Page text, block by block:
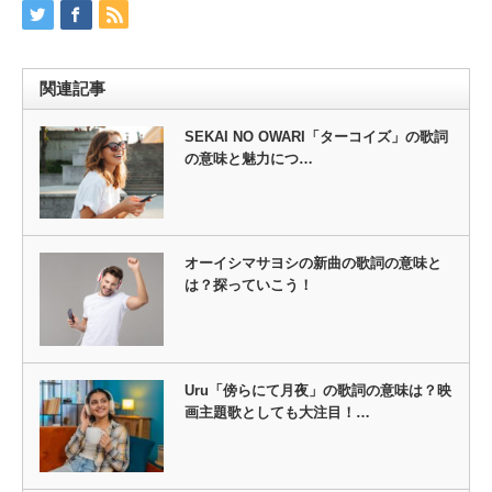
関連記事
SEKAI NO OWARI「ターコイズ」の歌詞
の意味と魅力につ…
オーイシマサヨシの新曲の歌詞の意味と
は？探っていこう！
Uru「傍らにて月夜」の歌詞の意味は？映
画主題歌としても大注目！…